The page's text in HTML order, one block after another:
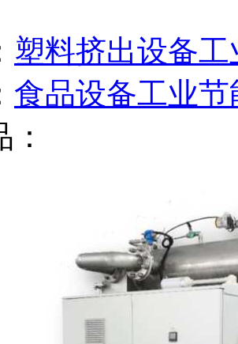
塑料挤出设备
食品设备工业节